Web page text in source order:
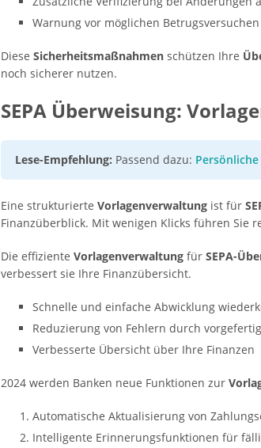
Warnung vor möglichen
Diese Sicherheitsmaßnahmen schützen Ihre
noch sicherer nutzen.
SEPA Überweisung:
Lese-Empfehlung: Passend dazu:
Eine strukturierte Vorlagenverwaltung ist für
Finanzüberblick. Mit wenigen Klicks führen Sie
Die effiziente Vorlagenverwaltung für SEPA-
verbessert sie Ihre Finanzübersicht.
Schnelle und einfache Abwicklung
Reduzierung von Fehlern durch
Verbesserte Übersicht über Ihre Finanzen
2024 werden Banken neue Funktionen zur
Automatische Aktualisierung von
Intelligente Erinnerungsfunktionen für